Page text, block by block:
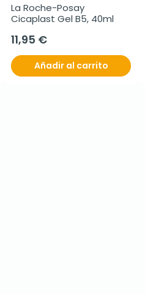
La Roche-Posay
Cicaplast Gel B5, 40ml
11,95 €
Añadir al carrito